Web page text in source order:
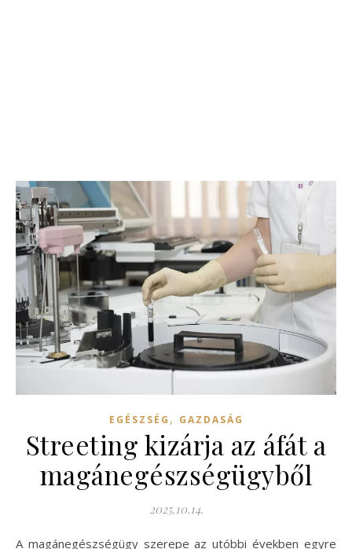
EGÉSZSÉG , GAZDASÁG
Streeting kizárja az áfát a
magánegészségügyből
2025.10.14.
A magánegészségügy szerepe az utóbbi években egyre